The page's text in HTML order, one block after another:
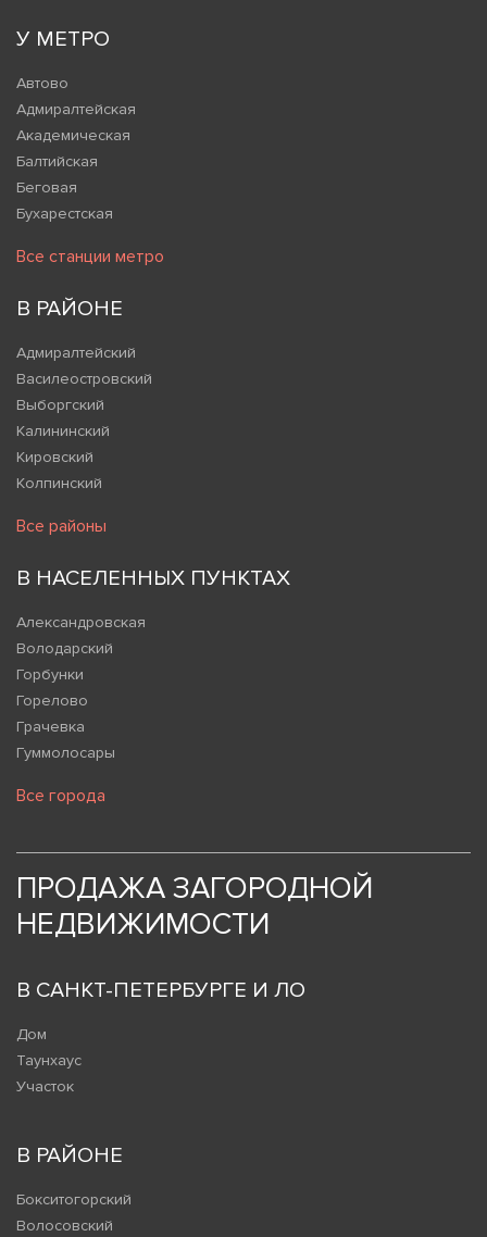
У МЕТРО
Автово
Адмиралтейская
Академическая
Балтийская
Беговая
Бухарестская
Все станции метро
В РАЙОНЕ
Адмиралтейский
Василеостровский
Выборгский
Калининский
Кировский
Колпинский
Все районы
В НАСЕЛЕННЫХ ПУНКТАХ
Александровская
Володарский
Горбунки
Горелово
Грачевка
Гуммолосары
Все города
ПРОДАЖА ЗАГОРОДНОЙ
НЕДВИЖИМОСТИ
В САНКТ-ПЕТЕРБУРГЕ И ЛО
Дом
Таунхаус
Участок
В РАЙОНЕ
Бокситогорский
Волосовский